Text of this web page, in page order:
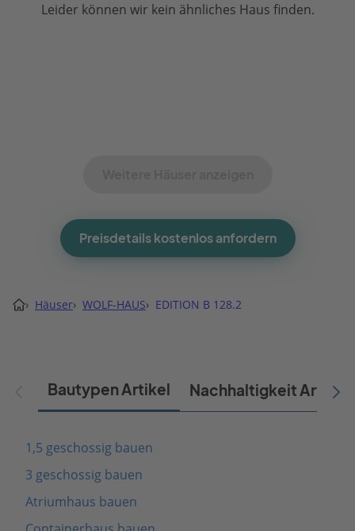
Leider können wir kein ähnliches Haus finden.
Preisdetails kostenlos anfordern
› Häuser› WOLF-HAUS› EDITION B 128.2
Bautypen Artikel Nachhaltigkeit Artikel
1,5 geschossig bauen
3 geschossig bauen
Atriumhaus bauen